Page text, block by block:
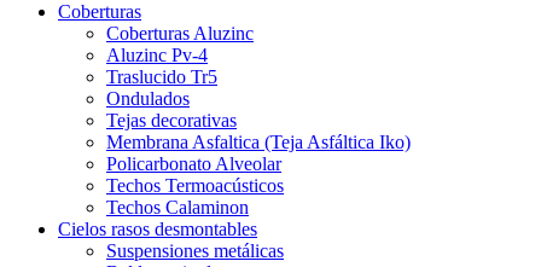
Coberturas
Coberturas Aluzinc
Aluzinc Pv-4
Traslucido Tr5
Ondulados
Tejas decorativas
Membrana Asfaltica (Teja Asfáltica Iko)
Policarbonato Alveolar
Techos Termoacústicos
Techos Calaminon
Cielos rasos desmontables
Suspensiones metálicas